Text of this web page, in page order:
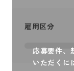
応募要件、
いただくに
雇用区分